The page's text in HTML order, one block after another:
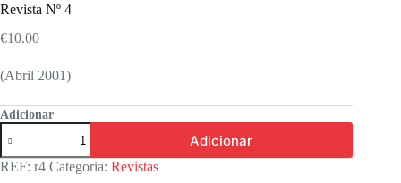
Revista Nº 4
€10.00
(Abril 2001)
Adicionar
Quantidade
de
Revista
Nº
Adicionar
REF: r4 Categoria: Revistas